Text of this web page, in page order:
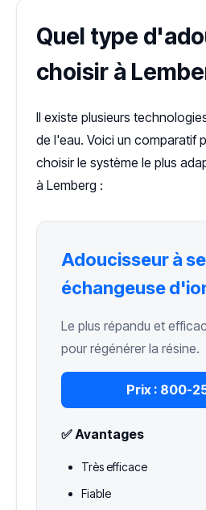
Quel type
choisir à
Il existe plusieurs
de l'eau. Voici un comparatif
choisir le système le plus
à Lemberg :
Adoucisseur à
échangeuse
Le plus répandu et
pour régénérer la résine.
Prix : 800-
✅ Avantages
Très efficace
Fiable